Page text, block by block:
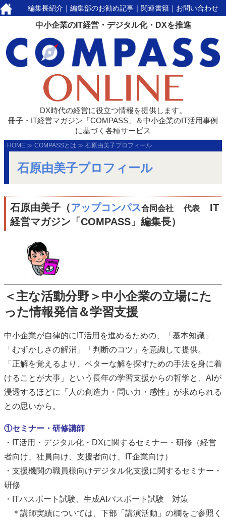
編集長紹介 ｜編集部のお勧め記事 ｜ 関連書籍 ｜ お問い合わせ
中小企業のIT経営・デジタル化・DXを推進
DX時代の経営に役立つ情報を提供します。
冊子・IT経営マガジン「COMPASS」＆中小企業のIT活用事例
に基づく各種サービス
HOME ≫ COMPASSとは ≫ 石原由美子プロフィール
石原由美子プロフィール
石原由美子（アップコンパス合同会社 代表
IT
経営マガジン「COMPASS」編集長）
＜主な活動分野＞中小企業の立場にた
った情報発信＆学習支援
中小企業が自律的にIT活用を進めるための、「基本知識」
「むずかしさの解消」「判断のコツ」を意識して提供。
「正解を覚えるより、ベターな解を探すための手法を身に着
けることが大事」という長年の学習支援からの哲学と、AIが
浸透するほどに「人の創造力・問い力・感性」が求められる
との思いから。
①セミナー・研修講師
・IT活用・デジタル化・DXに関するセミナー・研修（経営
者向け、社員向け、支援者向け、IT企業向け）
・支援機関の職員様向けデジタル化支援に関するセミナー・
研修
・ITパスポート試験、生成AIパスポート試験 対策
＊講師実績については、下部「講演活動」の欄をご参照く